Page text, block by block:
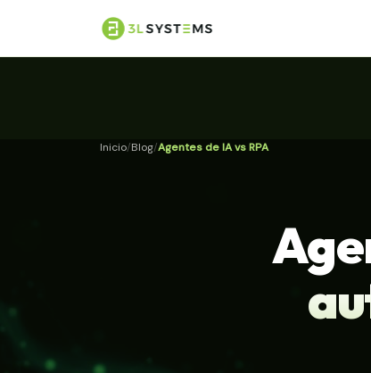
Inicio Blog Agentes de IA vs RPA